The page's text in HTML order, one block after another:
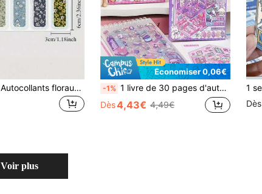
100 pièces Autocollants floraux colorés, étiquettes de scellage en papier rectangulaires avec bordures décoratives, faciles à coller - idéal pour les boîtes cadeaux, les enveloppes et la décoration d'emballages cadeaux
Économiser 0,06€
-1% 1 livre de 30 pages d'autocollants de micro-scènes, 10 designs, visuel 3D pop-up, fournitures éducatives DIY pour scrapbooking et décoration, retour à l'école, fournitures scolaires
Dès4,43€ 4,49€
Dès
Voir plus